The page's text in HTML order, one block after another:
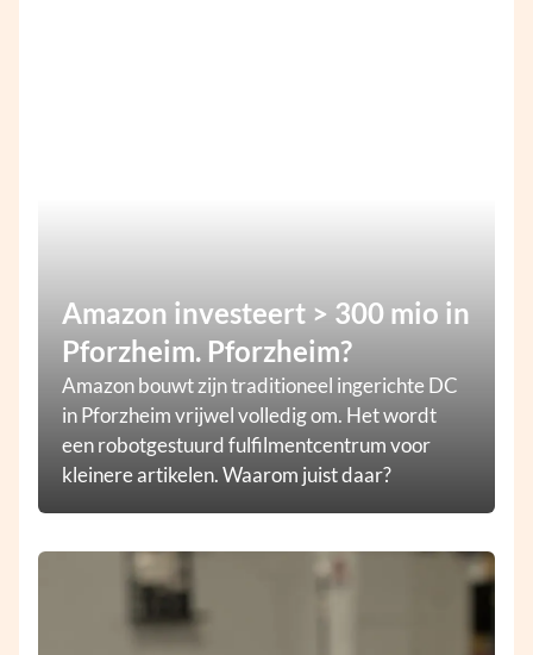
Amazon investeert > 300 mio in
Pforzheim. Pforzheim?
Amazon bouwt zijn traditioneel ingerichte DC
in Pforzheim vrijwel volledig om. Het wordt
een robotgestuurd fulfilmentcentrum voor
kleinere artikelen. Waarom juist daar?